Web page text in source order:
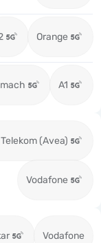
Orange
A1
(Avea)
Vodafone
Vodafone